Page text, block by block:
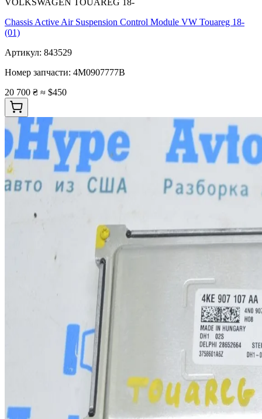
VOLKSWAGEN TOUAREG 18-
Chassis Active Air Suspension Control Module VW Touareg 18-
(01)
Артикул: 843529
Номер запчасти: 4M0907777B
20 700 ₴ ≈ $450